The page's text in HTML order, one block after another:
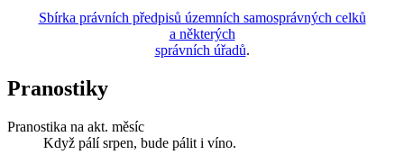
Sbírka právních předpisů územních samosprávných celků
a některých
správních úřadů.
Pranostiky
Pranostika na akt. měsíc
Když pálí srpen, bude pálit i víno.